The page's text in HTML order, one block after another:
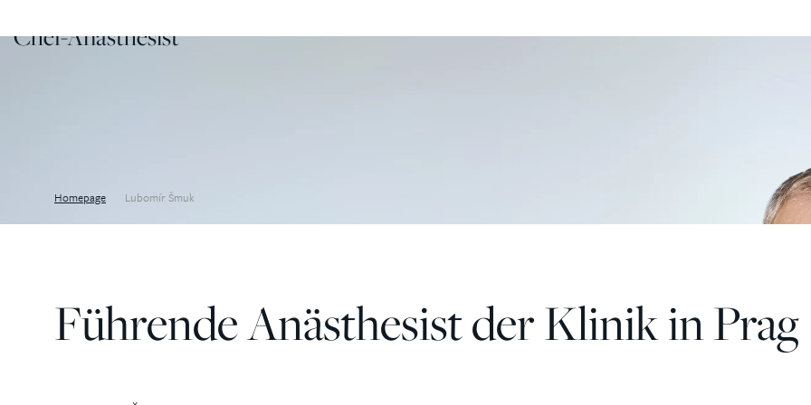
Homepage Lubomír Šmuk
Chef-Anästhesist
Führende Anästhesist der Klinik in Prag